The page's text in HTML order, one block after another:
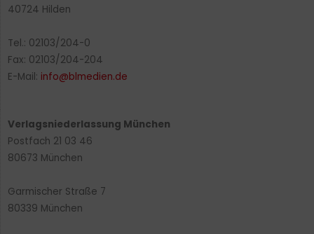
40724 Hilden
Tel.: 02103/204-0
Fax: 02103/204-204
E-Mail: info@blmedien.de
Verlagsniederlassung München
Postfach 21 03 46
80673 München
Garmischer Straße 7
80339 München